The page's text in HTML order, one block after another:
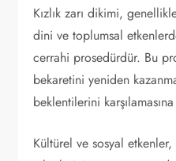
Kızlık zarı dikimi,
dini ve toplumsal
cerrahi prosedürdür. Bu
bekaretini yeniden
beklentilerini
Kültürel ve sosyal etkenler,